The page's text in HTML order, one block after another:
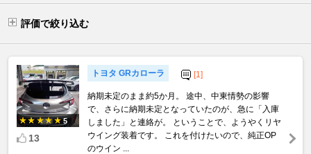
評価で絞り込む
5
13
トヨタ GRカローラ [1]
納期未定のまま約5か月。 途中、中東情勢の影響
で、さらに納期未定となっていたのが、急に「入庫
しました」と連絡が。 ということで、ようやくリヤ
ウイング装着です。 これを付けたいので、純正OP
のウイン ...